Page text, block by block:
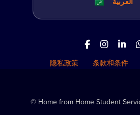
العربية
隐私政策 条款和条件
© Home from Home Student